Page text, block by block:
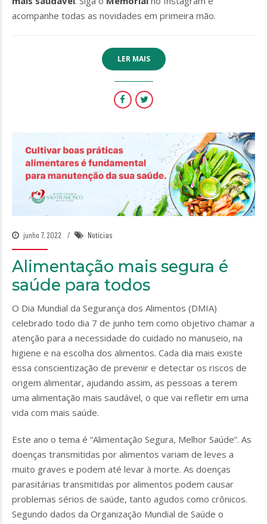
acompanhe todas as novidades em primeira mão.
LER MAIS
junho 7, 2022 Notícias
Alimentação mais segura é
saúde para todos
O Dia Mundial da Segurança dos Alimentos (DMIA)
celebrado todo dia 7 de junho tem como objetivo chamar a
atenção para a necessidade do cuidado no manuseio, na
higiene e na escolha dos alimentos. Cada dia mais existe
essa conscientização de prevenir e detectar os riscos de
origem alimentar, ajudando assim, as pessoas a terem
uma alimentação mais saudável, o que vai refletir em uma
vida com mais saúde.
Este ano o tema é “Alimentação Segura, Melhor Saúde”. As
doenças transmitidas por alimentos variam de leves a
muito graves e podem até levar à morte. As doenças
parasitárias transmitidas por alimentos podem causar
problemas sérios de saúde, tanto agudos como crônicos.
Segundo dados da Organização Mundial de Saúde o